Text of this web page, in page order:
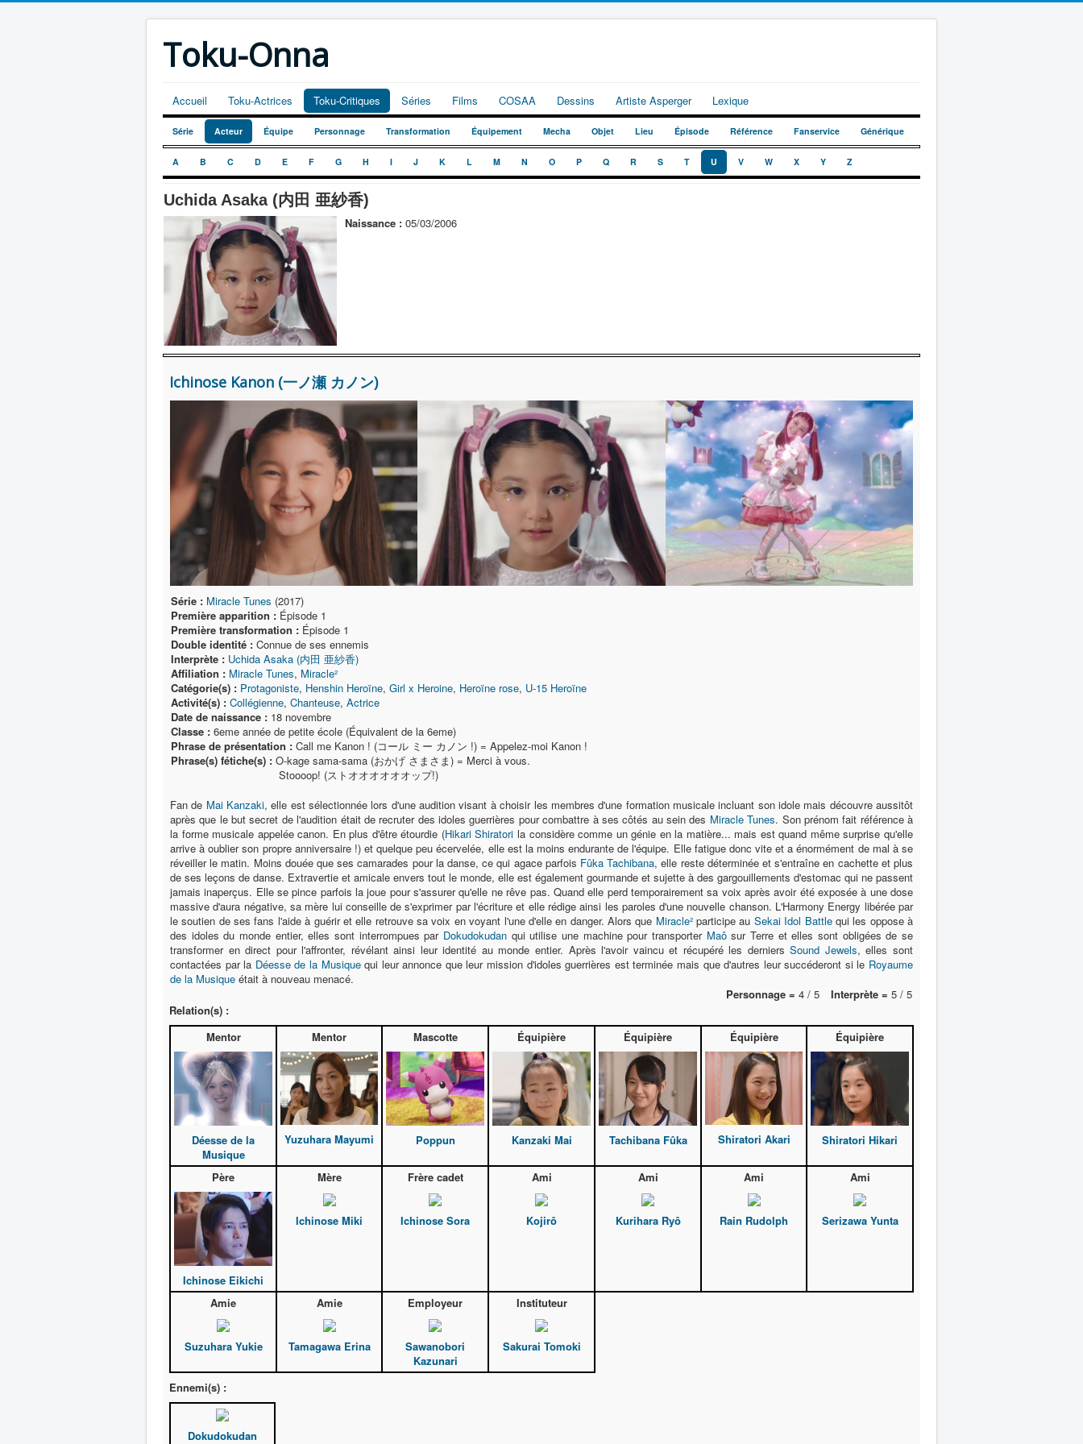
Toku-Onna
Accueil Toku-Actrices Toku-Critiques Séries Films COSAA Dessins Artiste Asperger Lexique
Série Acteur Équipe Personnage Transformation Équipement Mecha Objet Lieu Épisode Référence Fanservice Générique
A B C D E F G H I J K L M N O P Q R S T U V W X Y Z
Uchida Asaka (内田 亜紗香)
Naissance : 05/03/2006
Ichinose Kanon (一ノ瀬 カノン)
Série : Miracle Tunes (2017)
Première apparition : Épisode 1
Première transformation : Épisode 1
Double identité : Connue de ses ennemis
Interprète : Uchida Asaka (内田 亜紗香)
Affiliation : Miracle Tunes, Miracle²
Catégorie(s) : Protagoniste, Henshin Heroïne, Girl x Heroine, Heroïne rose, U-15 Heroïne
Activité(s) : Collégienne, Chanteuse, Actrice
Date de naissance : 18 novembre
Classe : 6eme année de petite école (Équivalent de la 6eme)
Phrase de présentation : Call me Kanon ! (コール ミー カノン !) = Appelez-moi Kanon !
Phrase(s) fétiche(s) : O-kage sama-sama (おかげ さまさま) = Merci à vous.
Stoooop! (ストオオオオオオップ!)
Fan de Mai Kanzaki, elle est sélectionnée lors d'une audition visant à choisir les membres d'une formation musicale incluant son idole mais découvre aussitôt
après que le but secret de l'audition était de recruter des idoles guerrières pour combattre à ses côtés au sein des Miracle Tunes. Son prénom fait référence à
la forme musicale appelée canon. En plus d'être étourdie (Hikari Shiratori la considère comme un génie en la matière... mais est quand même surprise qu'elle
arrive à oublier son propre anniversaire !) et quelque peu écervelée, elle est la moins endurante de l'équipe. Elle fatigue donc vite et a énormément de mal à se
réveiller le matin. Moins douée que ses camarades pour la danse, ce qui agace parfois Fûka Tachibana, elle reste déterminée et s'entraîne en cachette et plus
de ses leçons de danse. Extravertie et amicale envers tout le monde, elle est également gourmande et sujette à des gargouillements d'estomac qui ne passent
jamais inaperçus. Elle se pince parfois la joue pour s'assurer qu'elle ne rêve pas. Quand elle perd temporairement sa voix après avoir été exposée à une dose
massive d'aura négative, sa mère lui conseille de s'exprimer par l'écriture et elle rédige ainsi les paroles d'une nouvelle chanson. L'Harmony Energy libérée par
le soutien de ses fans l'aide à guérir et elle retrouve sa voix en voyant l'une d'elle en danger. Alors que Miracle²participe au Sekai Idol Battlequi les oppose à
des idoles du monde entier, elles sont interrompues par Dokudokudan qui utilise une machine pour transporter Maôsur Terre et elles sont obligées de se
transformer en direct pour l'affronter, révélant ainsi leur identité au monde entier. Après l'avoir vaincu et récupéré les derniersSound Jewels, elles sont
contactées par la Déesse de la Musiquequi leur annonce que leur mission d'idoles guerrières est terminée mais que d'autres leur succéderont si le Royaume
de la Musique était à nouveau menacé.
Personnage = 4 / 5 Interprète = 5 / 5
Relation(s) :
Mentor
Déesse de la
Musique
Mentor
Yuzuhara Mayumi
Mascotte
Poppun
Équipière
Kanzaki Mai
Équipière
Tachibana Fûka
Équipière
Shiratori Akari
Équipière
Shiratori Hikari
Père
Ichinose Eikichi
Mère
Ichinose Miki
Frère cadet
Ichinose Sora
Ami
Kojirô
Ami
Kurihara Ryô
Ami
Rain Rudolph
Ami
Serizawa Yunta
Amie
Suzuhara Yukie
Amie
Tamagawa Erina
Employeur
Sawanobori
Kazunari
Instituteur
Sakurai Tomoki
Ennemi(s) :
Dokudokudan